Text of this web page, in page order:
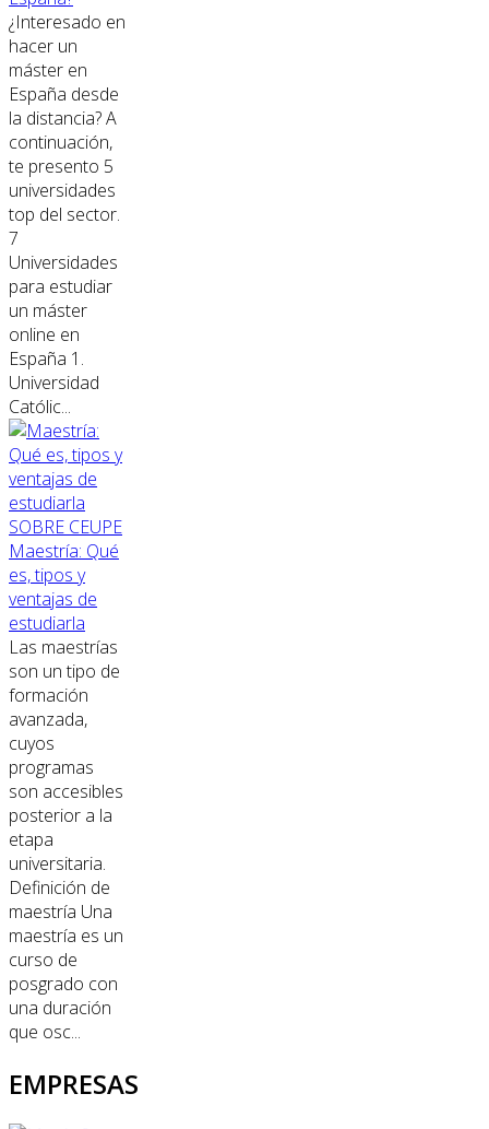
¿Interesado en
hacer un
máster en
España desde
la distancia? A
continuación,
te presento 5
universidades
top del sector.
7
Universidades
para estudiar
un máster
online en
España 1.
Universidad
Católic...
SOBRE CEUPE
Maestría: Qué
es, tipos y
ventajas de
estudiarla
Las maestrías
son un tipo de
formación
avanzada,
cuyos
programas
son accesibles
posterior a la
etapa
universitaria.
Definición de
maestría Una
maestría es un
curso de
posgrado con
una duración
que osc...
EMPRESAS